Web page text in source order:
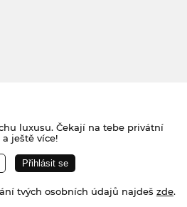
luxusu. Čekají na tebe privátní
ještě více!
tvých osobních údajů najdeš zde.